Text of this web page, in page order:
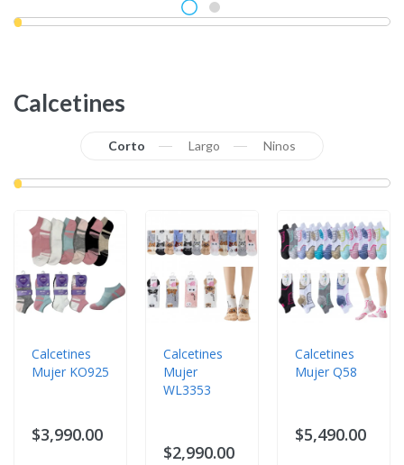
Calcetines
Corto Largo Ninos
Calcetines
Mujer KO925
$3,990.00
Calcetines
Mujer
WL3353
$2,990.00
Calcetines
Mujer Q58
$5,490.00